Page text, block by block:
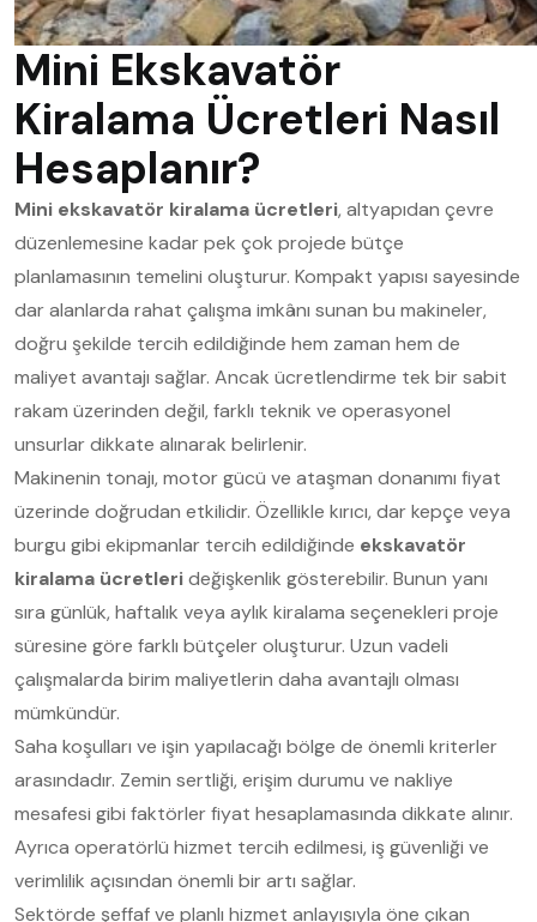
Mini Ekskavatör
Kiralama Ücretleri Nasıl
Hesaplanır?
Mini ekskavatör kiralama ücretleri, altyapıdan çevre
düzenlemesine kadar pek çok projede bütçe
planlamasının temelini oluşturur. Kompakt yapısı sayesinde
dar alanlarda rahat çalışma imkânı sunan bu makineler,
doğru şekilde tercih edildiğinde hem zaman hem de
maliyet avantajı sağlar. Ancak ücretlendirme tek bir sabit
rakam üzerinden değil, farklı teknik ve operasyonel
unsurlar dikkate alınarak belirlenir.
Makinenin tonajı, motor gücü ve ataşman donanımı fiyat
üzerinde doğrudan etkilidir. Özellikle kırıcı, dar kepçe veya
burgu gibi ekipmanlar tercih edildiğinde ekskavatör
kiralama ücretlerideğişkenlik gösterebilir. Bunun yanı
sıra günlük, haftalık veya aylık kiralama seçenekleri proje
süresine göre farklı bütçeler oluşturur. Uzun vadeli
çalışmalarda birim maliyetlerin daha avantajlı olması
mümkündür.
Saha koşulları ve işin yapılacağı bölge de önemli kriterler
arasındadır. Zemin sertliği, erişim durumu ve nakliye
mesafesi gibi faktörler fiyat hesaplamasında dikkate alınır.
Ayrıca operatörlü hizmet tercih edilmesi, iş güvenliği ve
verimlilik açısından önemli bir artı sağlar.
Sektörde şeffaf ve planlı hizmet anlayışıyla öne çıkan